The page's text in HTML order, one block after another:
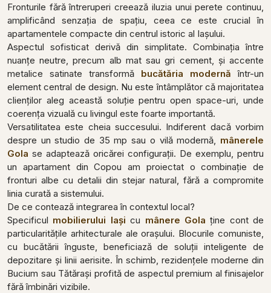
Fronturile fără întreruperi creează iluzia unui perete continuu,
amplificând senzația de spațiu, ceea ce este crucial în
apartamentele compacte din centrul istoric al Iașului.
Aspectul sofisticat derivă din simplitate. Combinația între
nuanțe neutre, precum alb mat sau gri cement, și accente
metalice satinate transformă bucătăria modernă într-un
element central de design. Nu este întâmplător că majoritatea
clienților aleg această soluție pentru open space-uri, unde
coerența vizuală cu livingul este foarte importantă.
Versatilitatea este cheia succesului. Indiferent dacă vorbim
despre un studio de 35 mp sau o vilă modernă, mânerele
Gola se adaptează oricărei configurații. De exemplu, pentru
un apartament din Copou am proiectat o combinație de
fronturi albe cu detalii din stejar natural, fără a compromite
linia curată a sistemului.
De ce contează integrarea în contextul local?
Specificul mobilierului Iași cu mânere Gola ține cont de
particularitățile arhitecturale ale orașului. Blocurile comuniste,
cu bucătării înguste, beneficiază de soluții inteligente de
depozitare și linii aerisite. În schimb, rezidențele moderne din
Bucium sau Tătărași profită de aspectul premium al finisajelor
fără îmbinări vizibile.